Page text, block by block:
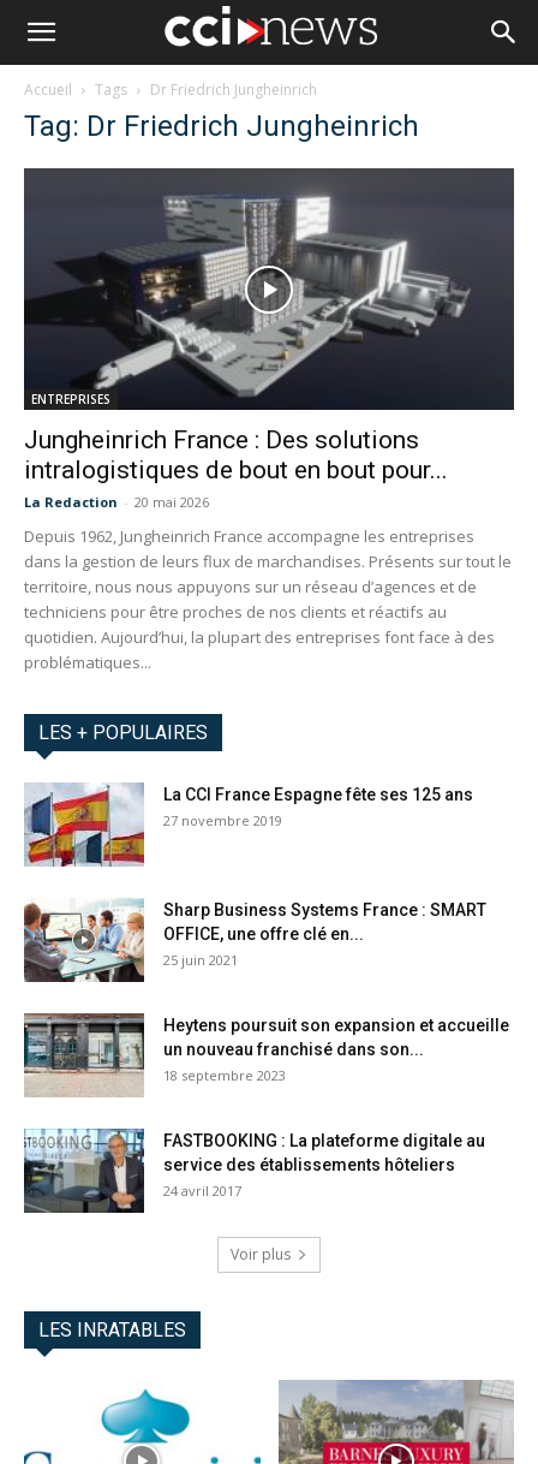
Accueil Tags Dr Friedrich Jungheinrich
Tag: Dr Friedrich Jungheinrich
ENTREPRISES
Jungheinrich France : Des solutions
intralogistiques de bout en bout pour...
La Redaction - 20 mai 2026
Depuis 1962, Jungheinrich France accompagne les entreprises
dans la gestion de leurs flux de marchandises. Présents sur tout le
territoire, nous nous appuyons sur un réseau d’agences et de
techniciens pour être proches de nos clients et réactifs au
quotidien. Aujourd’hui, la plupart des entreprises font face à des
problématiques...
LES + POPULAIRES
La CCI France Espagne fête ses 125 ans
27 novembre 2019
Sharp Business Systems France : SMART
OFFICE, une offre clé en...
25 juin 2021
Heytens poursuit son expansion et accueille
un nouveau franchisé dans son...
18 septembre 2023
FASTBOOKING : La plateforme digitale au
service des établissements hôteliers
24 avril 2017
Voir plus
LES INRATABLES